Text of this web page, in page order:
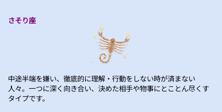
さそり座
中途半端を嫌い、徹底的に理解・行動をしない時が済まない
人々。一つに深く向き合い、決めた相手や物事にとことん尽くす
タイプです。